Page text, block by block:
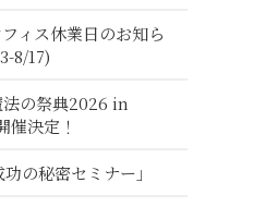
フィス休業日のお知ら
8/17)
の祭典2026 in
決定！
の秘密セミナー」